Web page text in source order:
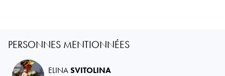
PERSONNES MENTIONNÉES
ELINASVITOLINA